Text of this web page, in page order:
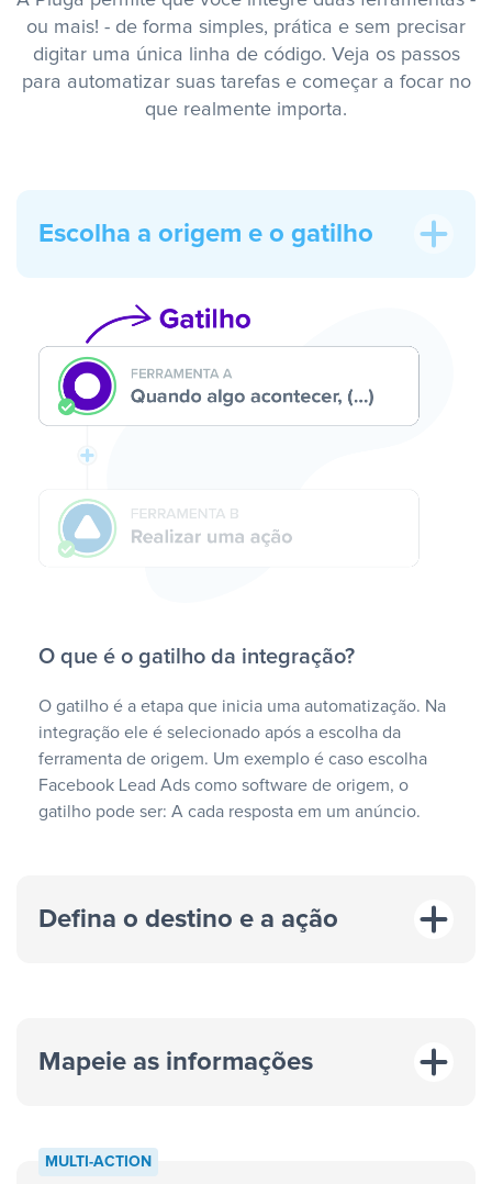
ou mais! - de forma simples, prática e sem precisar
digitar uma única linha de código. Veja os passos
para automatizar suas tarefas e começar a focar no
que realmente importa.
Escolha a origem e o gatilho
O que é o gatilho da integração?
O gatilho é a etapa que inicia uma automatização. Na
integração ele é selecionado após a escolha da
ferramenta de origem. Um exemplo é caso escolha
Facebook Lead Ads como software de origem, o
gatilho pode ser: A cada resposta em um anúncio.
Defina o destino e a ação
Mapeie as informações
MULTI-ACTION